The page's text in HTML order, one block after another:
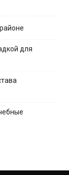
для